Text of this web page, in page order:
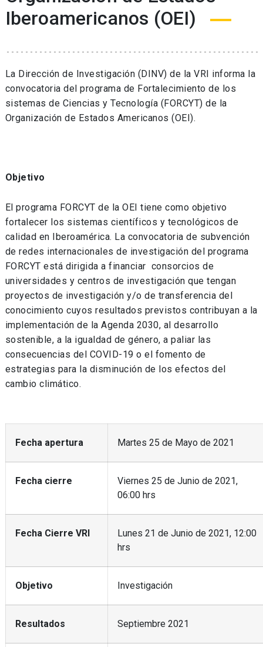
Iberoamericanos (OEI)
La Dirección de Investigación (DINV) de la VRI informa la
convocatoria del programa de Fortalecimiento de los
sistemas de Ciencias y Tecnología (FORCYT) de la
Organización de Estados Americanos (OEI).
Objetivo
El programa FORCYT de la OEI tiene como objetivo
fortalecer los sistemas científicos y tecnológicos de
calidad en Iberoamérica. La convocatoria de subvención
de redes internacionales de investigación del programa
FORCYT está dirigida a financiar consorcios de
universidades y centros de investigación que tengan
proyectos de investigación y/o de transferencia del
conocimiento cuyos resultados previstos contribuyan a la
implementación de la Agenda 2030, al desarrollo
sostenible, a la igualdad de género, a paliar las
consecuencias del COVID-19 o el fomento de
estrategias para la disminución de los efectos del
cambio climático.
Fecha apertura Martes 25 de Mayo de 2021
Fecha cierre
Viernes 25 de Junio de 2021,
06:00 hrs
Fecha Cierre VRI
Lunes 21 de Junio de 2021, 12:00
hrs
Objetivo Investigación
Resultados Septiembre 2021